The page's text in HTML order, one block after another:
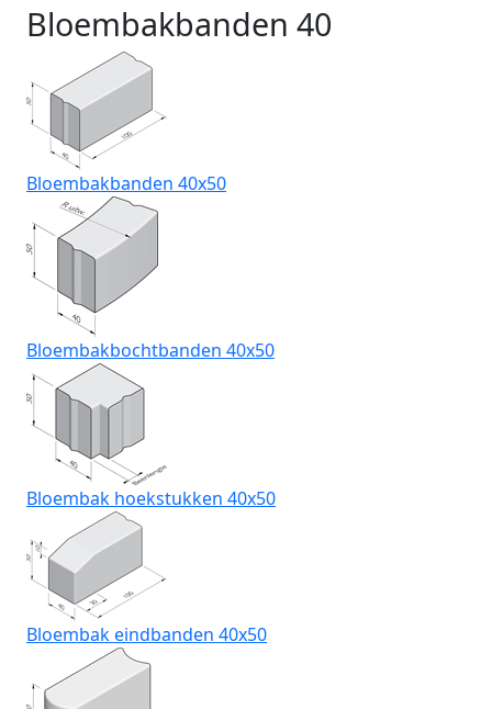
Bloembakbanden 40
Bloembakbanden 40x50
Bloembakbochtbanden 40x50
Bloembak hoekstukken 40x50
Bloembak eindbanden 40x50